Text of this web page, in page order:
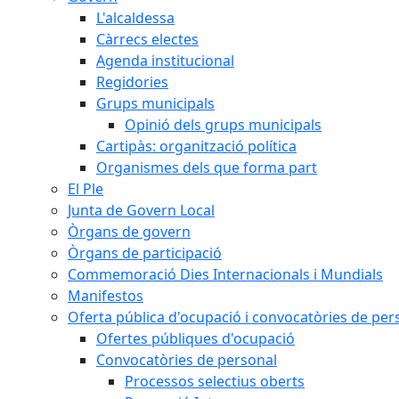
L'alcaldessa
Càrrecs electes
Agenda institucional
Regidories
Grups municipals
Opinió dels grups municipals
Cartipàs: organització política
Organismes dels que forma part
El Ple
Junta de Govern Local
Òrgans de govern
Òrgans de participació
Commemoració Dies Internacionals i Mundials
Manifestos
Oferta pública d'ocupació i convocatòries de
Ofertes públiques d'ocupació
Convocatòries de personal
Processos selectius oberts